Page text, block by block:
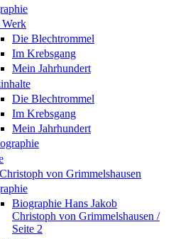
Die Blechtrommel
Im Krebsgang
Mein Jahrhundert
Die Blechtrommel
Im Krebsgang
Mein Jahrhundert
von Grimmelshausen
Biographie Hans Jakob
Christoph von Grimmelshausen /
Seite 2